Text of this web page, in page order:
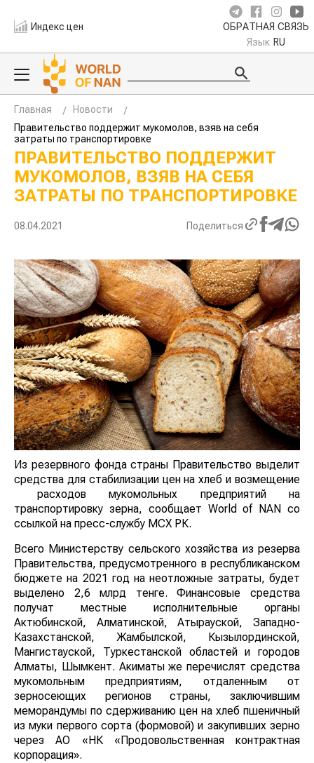
Индекс цен ОБРАТНАЯ СВЯЗЬ
Язык RU
Главная
Новости
Правительство поддержит мукомолов, взяв на себя
затраты по транспортировке
ПРАВИТЕЛЬСТВО ПОДДЕРЖИТ
МУКОМОЛОВ, ВЗЯВ НА СЕБЯ
ЗАТРАТЫ ПО ТРАНСПОРТИРОВКЕ
08.04.2021 Поделиться
Из резервного фонда страны Правительство выделит
средства для стабилизации цен на хлеб и возмещение
расходов мукомольных предприятий на
транспортировку зерна, сообщает World of NAN со
ссылкой на пресс-службу МСХ РК.
Всего Министерству сельского хозяйства из резерва
Правительства, предусмотренного в республиканском
бюджете на 2021 год на неотложные затраты, будет
выделено 2,6 млрд тенге. Финансовые средства
получат местные исполнительные органы
Актюбинской, Алматинской, Атырауской, Западно-
Казахстанской, Жамбылской, Кызылординской,
Мангистауской, Туркестанской областей и городов
Алматы, Шымкент. Акиматы же перечислят средства
мукомольным предприятиям, отдаленным от
зерносеющих регионов страны, заключившим
меморандумы по сдерживанию цен на хлеб пшеничный
из муки первого сорта (формовой) и закупивших зерно
через АО «НК «Продовольственная контрактная
корпорация».